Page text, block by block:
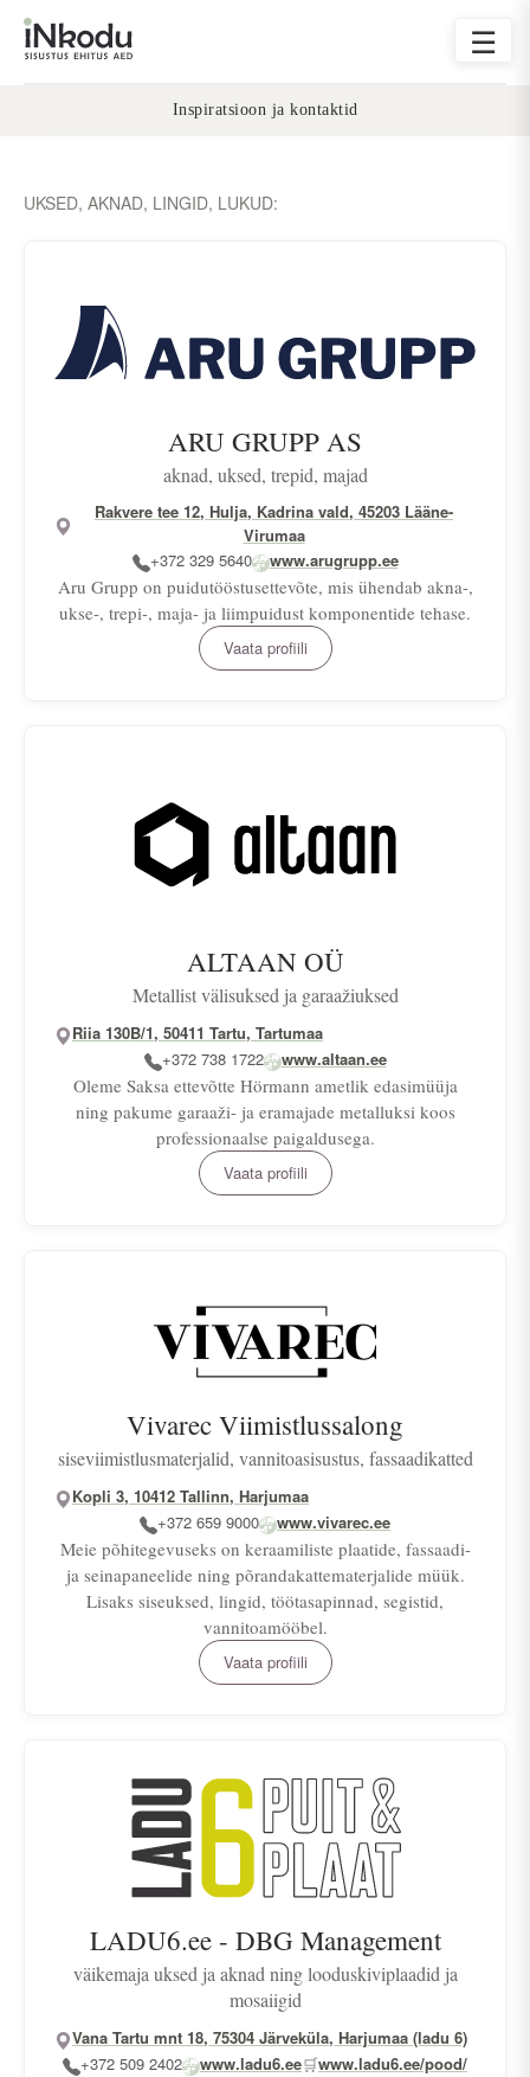
☰
Inspiratsioon ja kontaktid
UKSED, AKNAD, LINGID, LUKUD:
ARU GRUPP AS
aknad, uksed, trepid, majad
Rakvere tee 12, Hulja, Kadrina vald, 45203 Lääne-
Virumaa
+372 329 5640
www.arugrupp.ee
Vaata profiili
Aru Grupp on puidutööstusettevõte, mis ühendab akna-,
ukse-, trepi-, maja- ja liimpuidust komponentide tehase.
ALTAAN OÜ
Metallist välisuksed ja garaažiuksed
Riia 130B/1, 50411 Tartu, Tartumaa
+372 738 1722
www.altaan.ee
Vaata profiili
Oleme Saksa ettevõtte Hörmann ametlik edasimüüja
ning pakume garaaži- ja eramajade metalluksi koos
professionaalse paigaldusega.
Vivarec Viimistlussalong
siseviimistlusmaterjalid, vannitoasisustus, fassaadikatted
Kopli 3, 10412 Tallinn, Harjumaa
+372 659 9000
www.vivarec.ee
Vaata profiili
Meie põhitegevuseks on keraamiliste plaatide, fassaadi-
ja seinapaneelide ning põrandakattematerjalide müük.
Lisaks siseuksed, lingid, töötasapinnad, segistid,
vannitoamööbel.
LADU6.ee - DBG Management
väikemaja uksed ja aknad ning looduskiviplaadid ja
mosaiigid
Vana Tartu mnt 18, 75304 Järveküla, Harjumaa (ladu 6)
+372 509 2402
www.ladu6.ee🛒www.ladu6.ee/pood/